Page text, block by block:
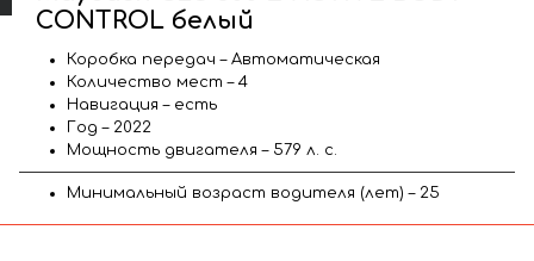
CONTROL белый
Коробка передач – Автоматическая
Количество мест – 4
Навигация – есть
Год – 2022
Мощность двигателя – 579 л. с.
Минимальный возраст водителя (лет) – 25